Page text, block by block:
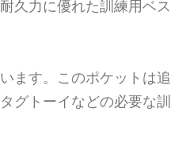
久力に優れた訓練用ベス
ます。このポケットは追
グトーイなどの必要な訓